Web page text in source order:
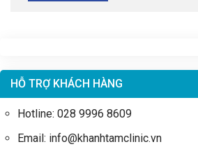
HỖ TRỢ KHÁCH HÀNG
Hotline: 028 9996 8609
Email: info@khanhtamclinic.vn